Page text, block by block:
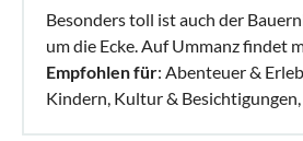
Besonders toll ist auch der
um die Ecke. Auf Ummanz findet
Empfohlen für: Abenteuer &
Kindern, Kultur &